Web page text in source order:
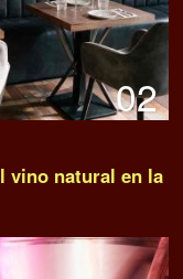
02
vino natural en la